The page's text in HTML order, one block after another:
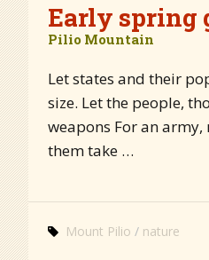
Early spring
Pilio Mountain
Let states and their
size. Let the people,
weapons For an army,
them take …
Mount Pilio nature